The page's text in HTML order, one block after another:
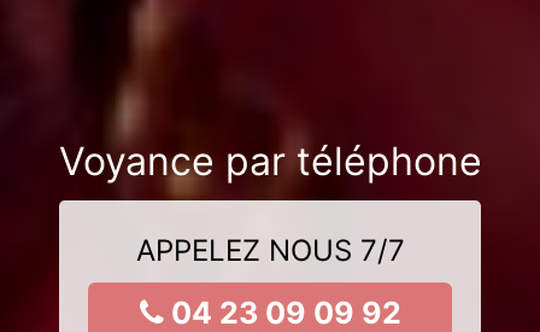
Voyance par téléphone
APPELEZ NOUS 7/7
04 23 09 09 92